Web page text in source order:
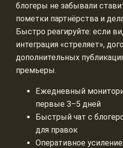
блогеры не забывали
пометки партнёрства и
Быстро реагируйте: если
интеграция «стреляет»,
дополнительных
премьеры.
Ежедневный
первые 3–5 дней
Быстрый чат с
для правок
Оперативное